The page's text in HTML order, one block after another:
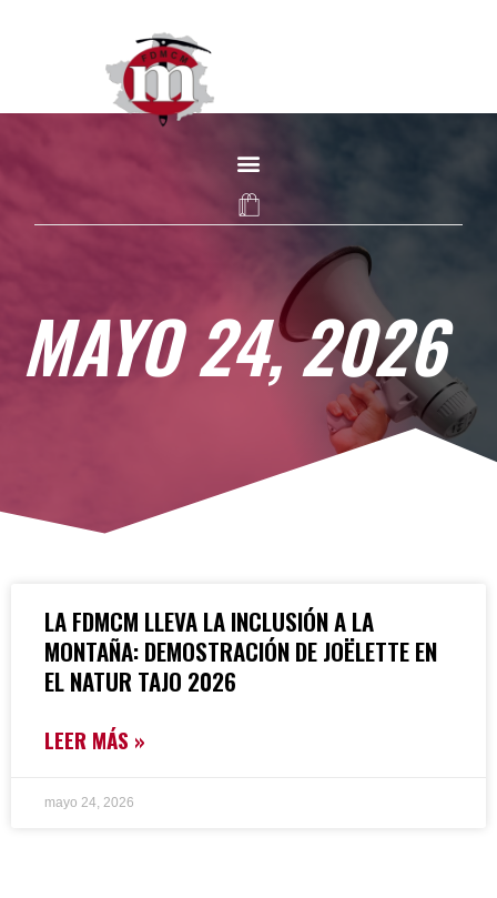
MAYO 24, 2026
LA FDMCM LLEVA LA INCLUSIÓN A LA
MONTAÑA: DEMOSTRACIÓN DE JOËLETTE EN
EL NATUR TAJO 2026
LEER MÁS »
mayo 24, 2026